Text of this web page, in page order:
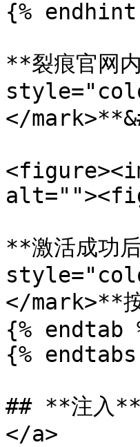
{% endhint
**裂痕官网
</
**激活成功
</mark>**
{% endtab
{%
## **注入
</a>